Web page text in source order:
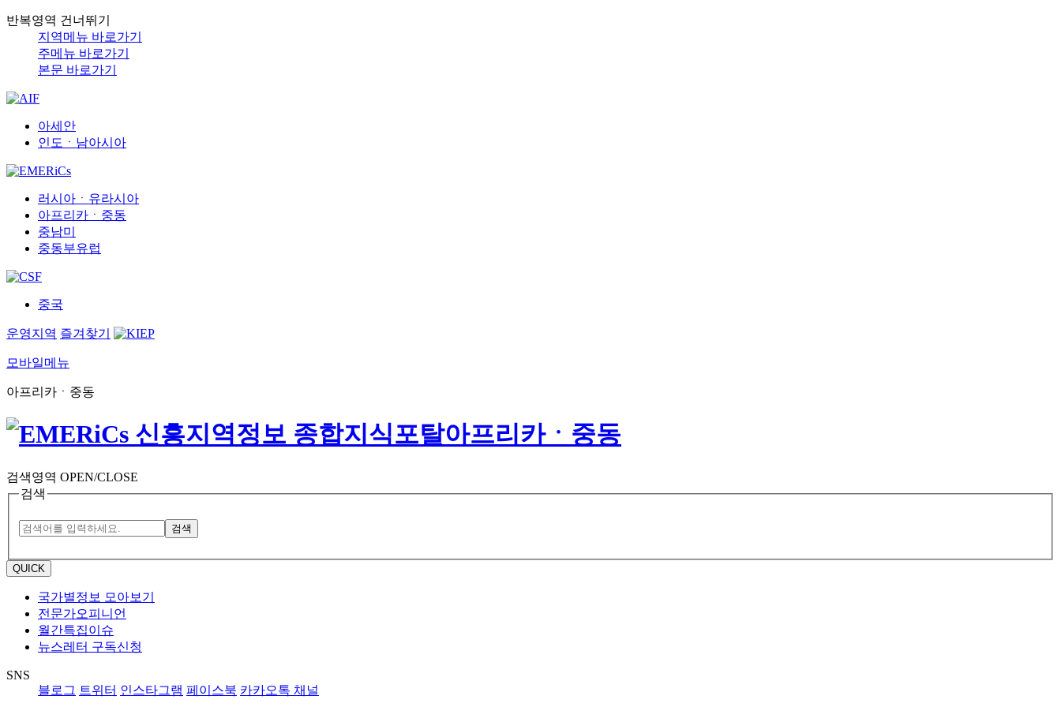
반복영역 건너뛰기
지역메뉴 바로가기
주메뉴 바로가기
본문 바로가기
아세안
인도ㆍ남아시아
러시아ㆍ유라시아
아프리카ㆍ중동
중남미
중동부유럽
중국
운영지역 즐겨찾기
모바일메뉴
아프리카ㆍ중동
아프리카ㆍ중동
검색영역 OPEN/CLOSE
검색
검색
QUICK
국가별정보 모아보기
전문가오피니언
월간특집이슈
뉴스레터 구독신청
SNS
블로그 트위터 인스타그램 페이스북 카카오톡 채널